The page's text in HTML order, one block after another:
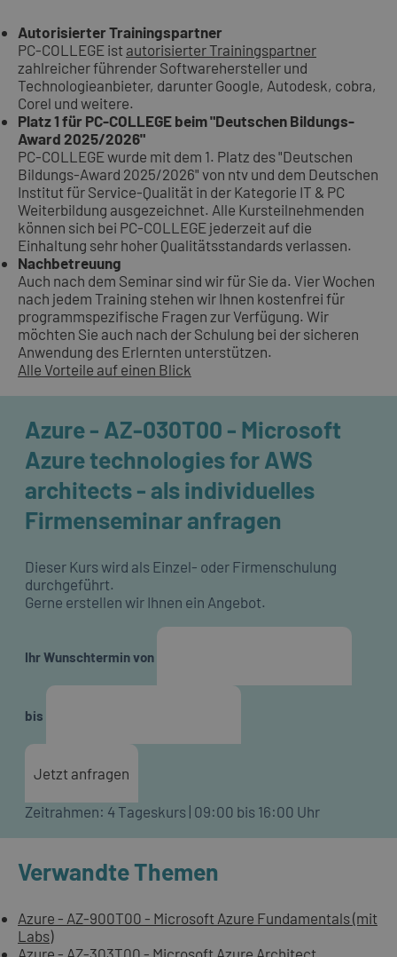
Autorisierter Trainingspartner
PC-COLLEGE ist autorisierter Trainingspartner
zahlreicher führender Softwarehersteller und
Technologieanbieter, darunter Google, Autodesk, cobra,
Corel und weitere.
Platz 1 für PC-COLLEGE beim "Deutschen Bildungs-
Award 2025/2026"
PC-COLLEGE wurde mit dem 1. Platz des "Deutschen
Bildungs-Award 2025/2026" von ntv und dem Deutschen
Institut für Service-Qualität in der Kategorie IT & PC
Weiterbildung ausgezeichnet. Alle Kursteilnehmenden
können sich bei PC-COLLEGE jederzeit auf die
Einhaltung sehr hoher Qualitätsstandards verlassen.
Nachbetreuung
Auch nach dem Seminar sind wir für Sie da. Vier Wochen
nach jedem Training stehen wir Ihnen kostenfrei für
programmspezifische Fragen zur Verfügung. Wir
möchten Sie auch nach der Schulung bei der sicheren
Anwendung des Erlernten unterstützen.
Alle Vorteile auf einen Blick
Azure - AZ-030T00 - Microsoft
Azure technologies for AWS
architects - als individuelles
Firmenseminar anfragen
Dieser Kurs wird als Einzel- oder Firmenschulung
durchgeführt.
Gerne erstellen wir Ihnen ein Angebot.
Ihr Wunschtermin von
bis
Jetzt anfragen
Zeitrahmen: 4 Tageskurs | 09:00 bis 16:00 Uhr
Verwandte Themen
Azure - AZ-900T00 - Microsoft Azure Fundamentals (mit
Labs)